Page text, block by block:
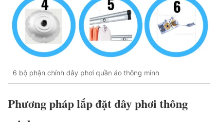
6 bộ phận chính dây phơi quần áo thông minh
Phương pháp lắp đặt dây phơi thông